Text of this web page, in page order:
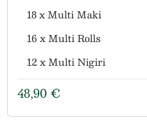
18 x Multi Maki
16 x Multi Rolls
12 x Multi Nigiri
48,90 €